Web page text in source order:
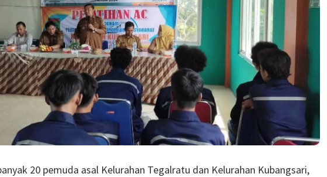
20 pemuda asal Kelurahan Tegalratu dan Kelurahan Kubangsari,